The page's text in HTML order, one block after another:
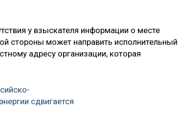
у взыскателя информации о месте
стороны может направить исполнительный
адресу организации, которая
сдвигается